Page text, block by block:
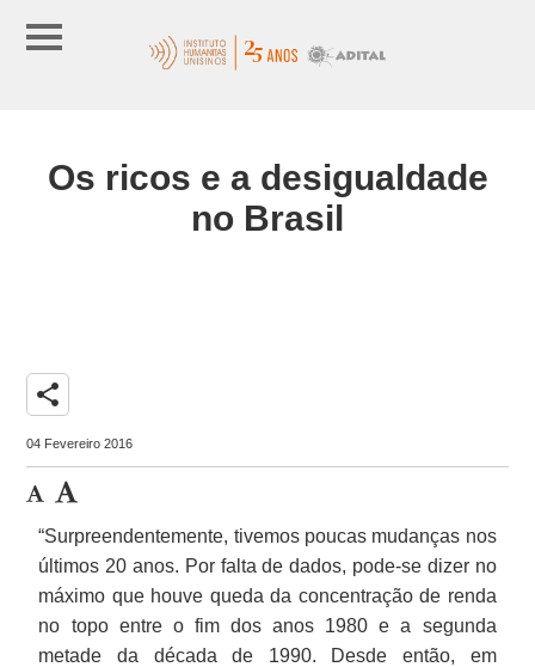
Os ricos e a desigualdade
no Brasil
share
04 Fevereiro 2016
“Surpreendentemente, tivemos poucas mudanças nos
últimos 20 anos. Por falta de dados, pode-se dizer no
máximo que houve queda da concentração de renda
no topo entre o fim dos anos 1980 e a segunda
metade da década de 1990. Desde então, em